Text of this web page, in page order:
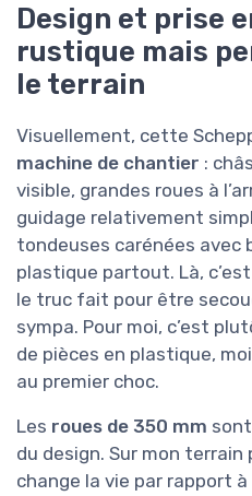
Design et prise
main : rustique
pensé pour le
Visuellement, cette
moteur bien visible,
une barre de guidage
est loin des tondeuses